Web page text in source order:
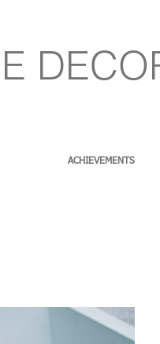
ACHIEVEMENTS